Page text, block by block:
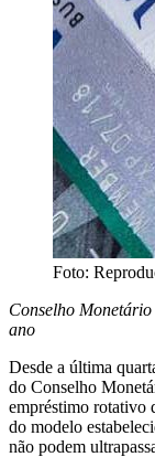
Foto:
Conselho
ano
Desde a última
do Conselho
empréstimo rotativo
do modelo
não podem